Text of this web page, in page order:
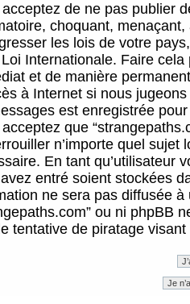
de ne pas publier
choquant,
les lois de votre
Internationale. Faire
et de manière
à Internet si nous
est enregistrée
que
n’importe quel sujet
En tant qu’utilisateur
entré soient stockées
ne sera pas diffusée
ou ni phpBB
tentative de piratage